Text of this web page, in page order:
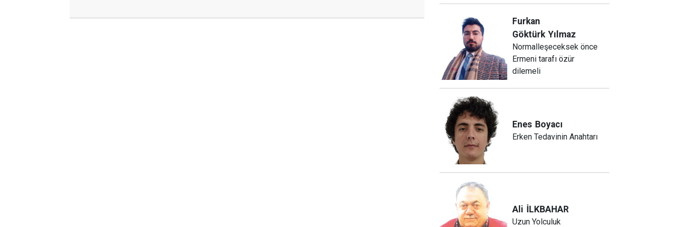
Furkan
Göktürk Yılmaz
Normalleşeceksek önce
Ermeni tarafı özür
dilemeli
Enes Boyacı
Erken Tedavinin Anahtarı
Ali İLKBAHAR
Uzun Yolculuk